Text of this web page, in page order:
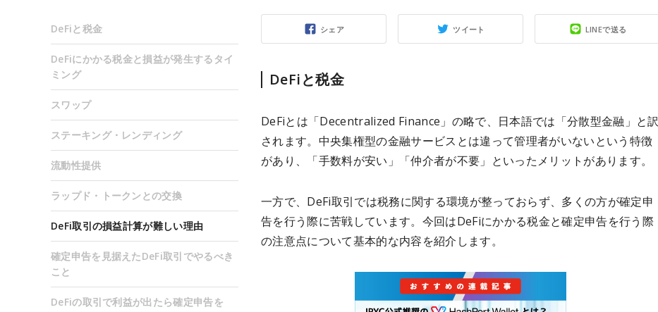
シェア ツイート LINEで送る
DeFiと税金
DeFiとは「Decentralized Finance」の略で、日本語では「分散型金融」と訳
されます。中央集権型の金融サービスとは違って管理者がいないという特徴
があり、「手数料が安い」「仲介者が不要」といったメリットがあります。
一方で、DeFi取引では税務に関する環境が整っておらず、多くの方が確定申
告を行う際に苦戦しています。今回はDeFiにかかる税金と確定申告を行う際
の注意点について基本的な内容を紹介します。
DeFiと税金
DeFiにかかる税金と損益が発生するタイ
ミング
スワップ
ステーキング・レンディング
流動性提供
ラップド・トークンとの交換
DeFi取引の損益計算が難しい理由
確定申告を見据えたDeFi取引でやるべき
こと
DeFiの取引で利益が出たら確定申告を